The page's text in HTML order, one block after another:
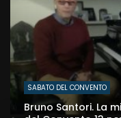
SABATO DEL CONVENTO
Bruno Santori. La